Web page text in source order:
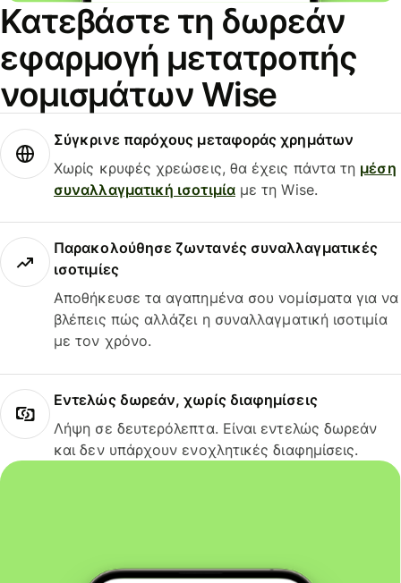
Κατεβάστε τη δωρεάν
εφαρμογή μετατροπής
νομισμάτων Wise
Σύγκρινε παρόχους μεταφοράς χρημάτων
Χωρίς κρυφές χρεώσεις, θα έχεις πάντα τη μέση
συναλλαγματική ισοτιμίαμε τη Wise.
Παρακολούθησε ζωντανές συναλλαγματικές
ισοτιμίες
Αποθήκευσε τα αγαπημένα σου νομίσματα για να
βλέπεις πώς αλλάζει η συναλλαγματική ισοτιμία
με τον χρόνο.
Εντελώς δωρεάν, χωρίς διαφημίσεις
Λήψη σε δευτερόλεπτα. Είναι εντελώς δωρεάν
και δεν υπάρχουν ενοχλητικές διαφημίσεις.